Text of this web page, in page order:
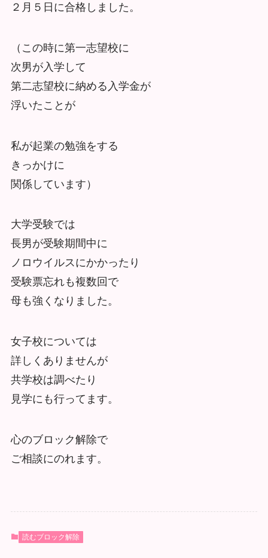
２月５日に合格しました。
（この時に第一志望校に
次男が入学して
第二志望校に納める入学金が
浮いたことが
私が起業の勉強をする
きっかけに
関係しています）
大学受験では
長男が受験期間中に
ノロウイルスにかかったり
受験票忘れも複数回で
母も強くなりました。
女子校については
詳しくありませんが
共学校は調べたり
見学にも行ってます。
心のブロック解除で
ご相談にのれます。
読むブロック解除